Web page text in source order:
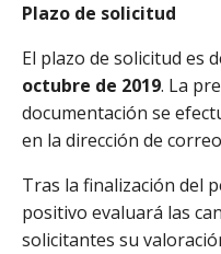
Plazo de solicitud
El plazo de solicitud es
octubre de 2019. La
documentación se
en la dirección de correo
Tras la finalización del
positivo evaluará las
solicitantes su